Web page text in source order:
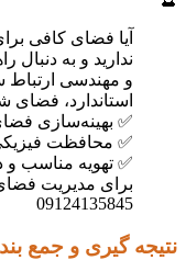
آیا فضای کافی
ندارید و به
و مهندسی ارتباط
استاندارد، فضای
✅ بهینه‌سازی
✅ محافظت
✅ تهویه مناسب
برای مدیریت
09124135845
نتیجه گیری و جمع